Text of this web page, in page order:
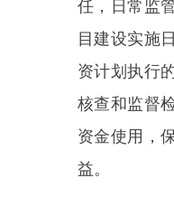
十二、该
已达到初步设
的概算科学合
步设计。在后